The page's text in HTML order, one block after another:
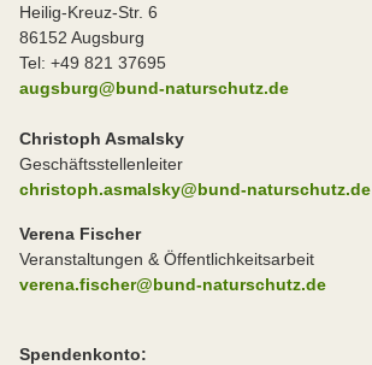
Heilig-Kreuz-Str. 6
86152 Augsburg
Tel: +49 821 37695
augsburg@bund-naturschutz.de
Christoph Asmalsky
Geschäftsstellenleiter
christoph.asmalsky@bund-naturschutz.de
Verena Fischer
Veranstaltungen & Öffentlichkeitsarbeit
verena.fischer@bund-naturschutz.de
Spendenkonto: